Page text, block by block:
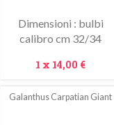
Dimensioni : bulbi
calibro cm 32/34
Prezzo
1 x 14,00 €
Galanthus Carpatian Giant